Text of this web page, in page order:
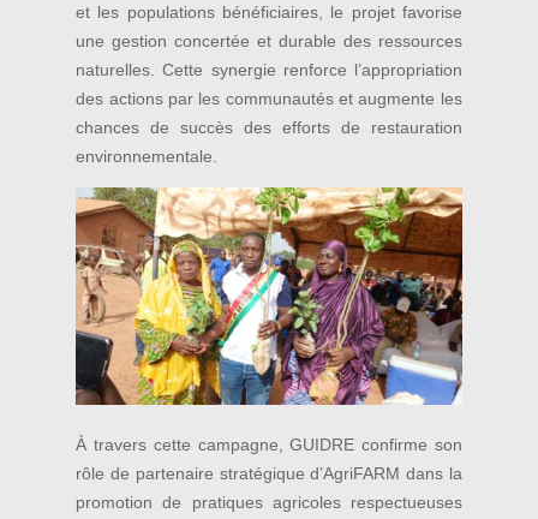
et les populations bénéficiaires, le projet favorise
une gestion concertée et durable des ressources
naturelles. Cette synergie renforce l’appropriation
des actions par les communautés et augmente les
chances de succès des efforts de restauration
environnementale.
À travers cette campagne, GUIDRE confirme son
rôle de partenaire stratégique d’AgriFARM dans la
promotion de pratiques agricoles respectueuses